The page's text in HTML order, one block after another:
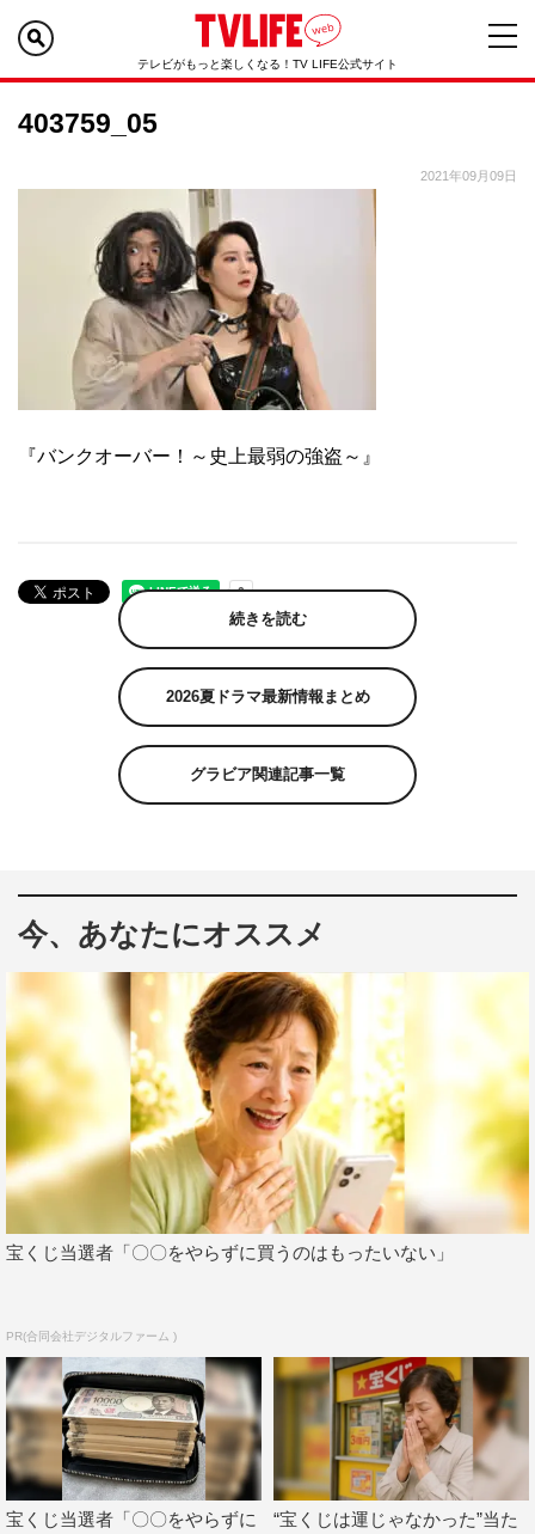
テレビがもっと楽しくなる！TV LIFE公式サイト
403759_05
2021年09月09日
『バンクオーバー！～史上最弱の強盗～』
続きを読む
2026夏ドラマ最新情報まとめ
グラビア関連記事一覧
今、あなたにオススメ
宝くじ当選者「〇〇をやらずに買うのはもったいない」
PR(合同会社デジタルファーム )
宝くじ当選者「〇〇をやらずに
“宝くじは運じゃなかった”当た